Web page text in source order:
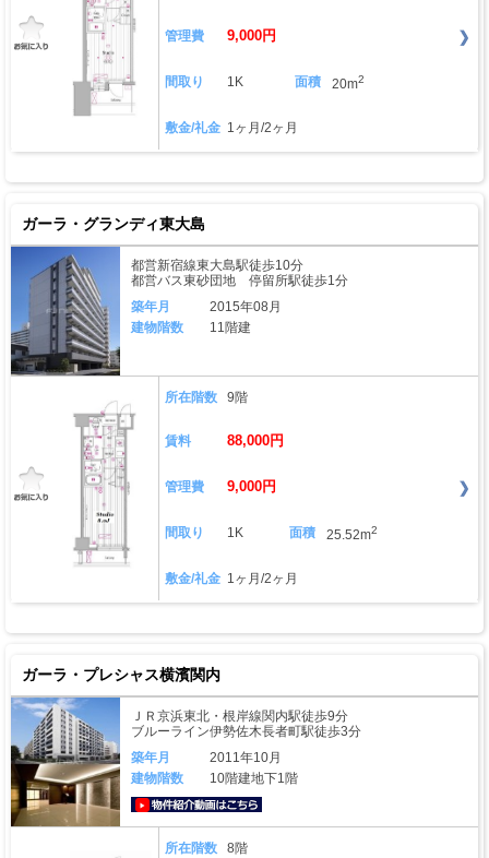
管理費 9,000円
間取り 1K 面積 20m2
敷金/礼金 1ヶ月/2ヶ月
ガーラ・グランディ東大島
都営新宿線東大島駅徒歩10分
都営バス東砂団地 停留所駅徒歩1分
築年月
2015年08月
建物階数
11階建
所在階数 9階
賃料 88,000円
管理費 9,000円
間取り 1K 面積 25.52m2
敷金/礼金 1ヶ月/2ヶ月
ガーラ・プレシャス横濱関内
ＪＲ京浜東北・根岸線関内駅徒歩9分
ブルーライン伊勢佐木長者町駅徒歩3分
築年月
2011年10月
建物階数
10階建地下1階
所在階数 8階